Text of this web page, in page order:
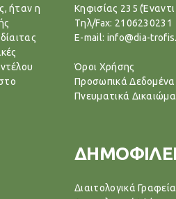
ήταν η
Κηφισίας 235
Tηλ/Fax: 2106230231
E-mail: info@dia-
Όροι Χρήσης
Προσωπικά Δεδομένα
Πνευματικά
Διαιτολογικά Γραφεία